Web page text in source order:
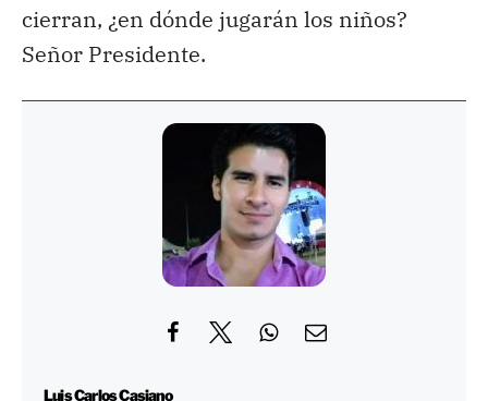
cierran, ¿en dónde jugarán los niños?
Señor Presidente.
Luis Carlos Casiano